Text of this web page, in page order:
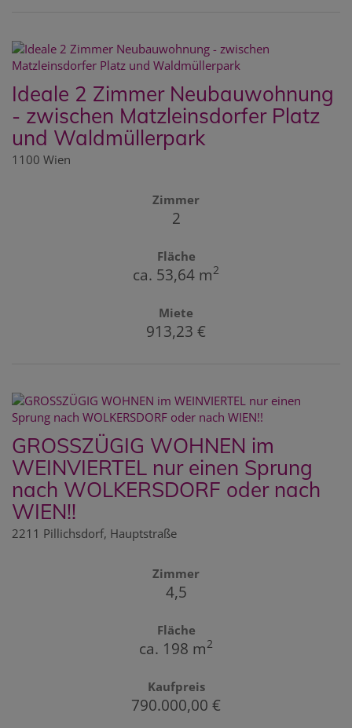
Ideale 2 Zimmer Neubauwohnung
- zwischen Matzleinsdorfer Platz
und Waldmüllerpark
1100 Wien
Zimmer
2
Fläche
ca. 53,64 m2
Miete
913,23 €
GROSSZÜGIG WOHNEN im
WEINVIERTEL nur einen Sprung
nach WOLKERSDORF oder nach
WIEN!!
2211 Pillichsdorf, Hauptstraße
Zimmer
4,5
Fläche
ca. 198 m2
Kaufpreis
790.000,00 €